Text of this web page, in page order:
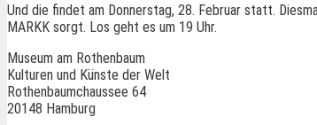
Und die findet am Donnerstag, 28. Februar statt.
MARKK sorgt. Los geht es um 19 Uhr.
Museum am Rothenbaum
Kulturen und Künste der Welt
Rothenbaumchaussee 64
20148 Hamburg